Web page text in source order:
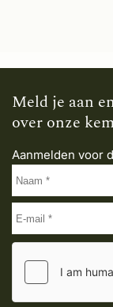
Meld je aan
over onze
Aanmelden voor